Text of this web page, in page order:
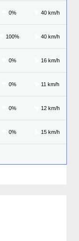
0% 40 km/h
100% 40 km/h
0% 16 km/h
0% 11 km/h
0% 12 km/h
0% 15 km/h